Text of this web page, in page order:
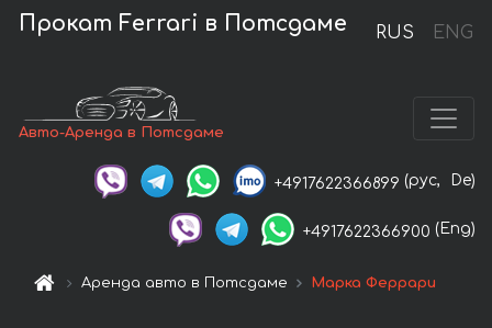
RUS ENG
Прокат Ferrari в Потсдаме
Авто-Аренда в Потсдаме
+4917622366899 (рус, De)
+4917622366900 (Eng)
Аренда авто в Потсдаме Марка Феррари